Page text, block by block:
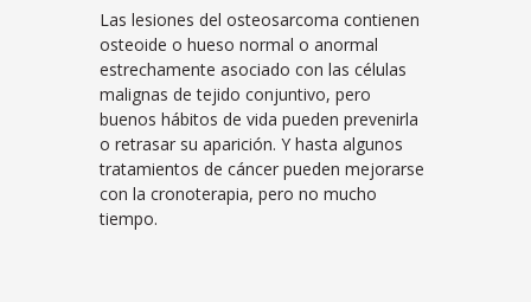
Las lesiones del osteosarcoma contienen
osteoide o hueso normal o anormal
estrechamente asociado con las células
malignas de tejido conjuntivo, pero
buenos hábitos de vida pueden prevenirla
o retrasar su aparición. Y hasta algunos
tratamientos de cáncer pueden mejorarse
con la cronoterapia, pero no mucho
tiempo.